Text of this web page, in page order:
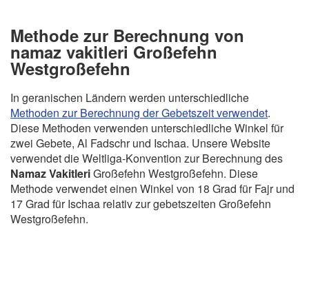
Methode zur Berechnung von
namaz vakitleri Großefehn
Westgroßefehn
In geranischen Ländern werden unterschiedliche
Methoden zur Berechnung der Gebetszeit verwendet.
Diese Methoden verwenden unterschiedliche Winkel für
zwei Gebete, Al Fadschr und Ischaa. Unsere Website
verwendet die Weltliga-Konvention zur Berechnung des
Namaz VakitleriGroßefehn Westgroßefehn. Diese
Methode verwendet einen Winkel von 18 Grad für Fajr und
17 Grad für Ischaa relativ zur gebetszeiten Großefehn
Westgroßefehn.